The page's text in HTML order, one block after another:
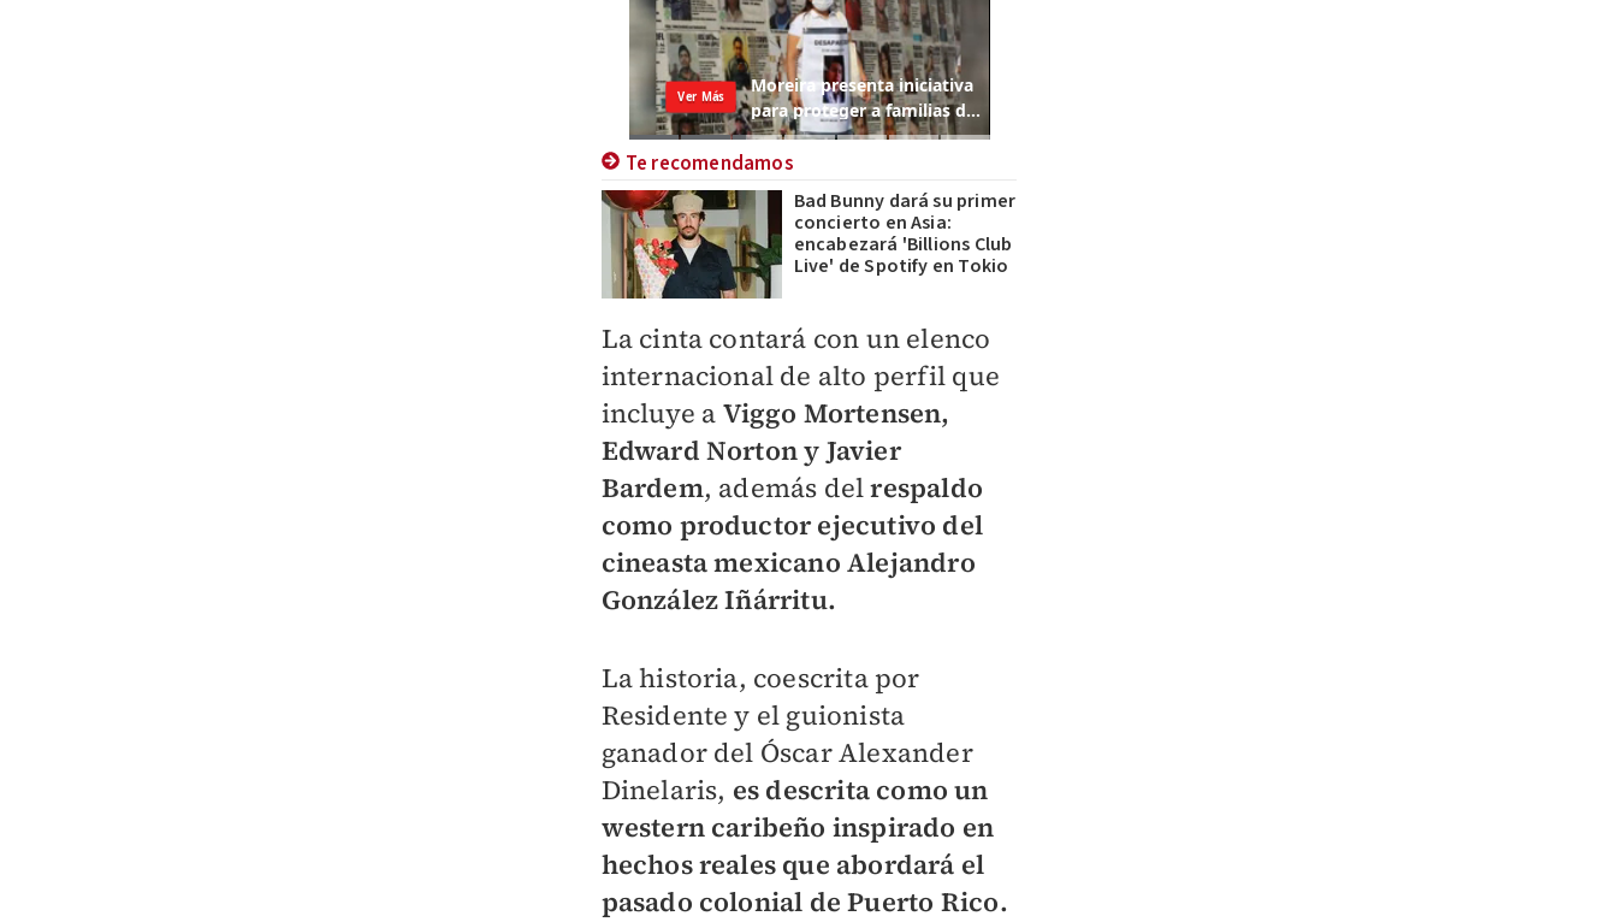
Te recomendamos
Bad Bunny dará su primer
concierto en Asia:
encabezará 'Billions Club
Live' de Spotify en Tokio
La cinta contará con un elenco
internacional de alto perfil que
incluye a Viggo Mortensen,
Edward Norton y Javier
Bardem, además delrespaldo
como productor ejecutivo del
cineasta mexicano Alejandro
González Iñárritu.
La historia, coescrita por
Residente y el guionista
ganador del Óscar Alexander
Dinelaris, es descrita como un
western caribeño inspirado en
hechos reales que abordará el
pasado colonial de Puerto Rico.